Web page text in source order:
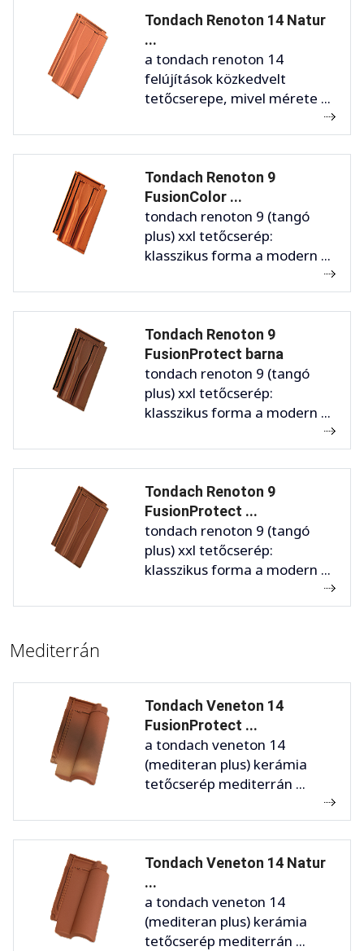
Tondach Renoton 14 Natur
...
a tondach renoton 14
felújítások közkedvelt
tetőcserepe, mivel mérete ...
Tondach Renoton 9
FusionColor ...
tondach renoton 9 (tangó
plus) xxl tetőcserép:
klasszikus forma a modern ...
Tondach Renoton 9
FusionProtect barna
tondach renoton 9 (tangó
plus) xxl tetőcserép:
klasszikus forma a modern ...
Tondach Renoton 9
FusionProtect ...
tondach renoton 9 (tangó
plus) xxl tetőcserép:
klasszikus forma a modern ...
Mediterrán
Tondach Veneton 14
FusionProtect ...
a tondach veneton 14
(mediteran plus) kerámia
tetőcserép mediterrán ...
Tondach Veneton 14 Natur
...
a tondach veneton 14
(mediteran plus) kerámia
tetőcserép mediterrán ...